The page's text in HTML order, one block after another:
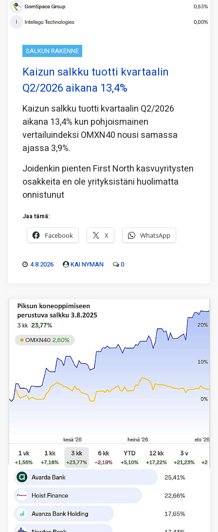
SALKUN RAKENNE
Kaizun salkku tuotti kvartaalin
Q2/2026 aikana 13,4%
Kaizun salkku tuotti kvartaalin Q2/2026
aikana 13,4% kun pohjoismainen
vertailuindeksi OMXN40 nousi samassa
ajassa 3,9%.
Joidenkin pienten First North kasvuyritysten
osakkeita en ole yrityksistäni huolimatta
onnistunut
Jaa tämä:
Facebook X WhatsApp
4.8.2026 KAI NYMAN 0